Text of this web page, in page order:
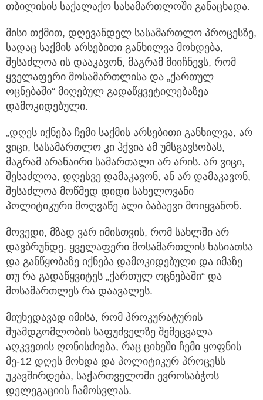
თბილისის საქალაქო სასამართლოში განაცხადა.
მისი თქმით, დღევანდელ სასამართლო პროცესზე,
სადაც საქმის არსებითი განხილვა მოხდება,
შესაძლოა ის დააკავონ, მაგრამ მიიჩნევს, რომ
ყველაფერი მოსამართლისა და „ქართულ
ოცნებაში“ მიღებულ გადაწყვეტილებაზეა
დამოკიდებული.
„დღეს იქნება ჩემი საქმის არსებითი განხილვა, არ
ვიცი, სასამართლო კი ჰქვია ამ უმსგავსობას,
მაგრამ არანაირი სამართალი არ არის. არ ვიცი,
შესაძლოა, დღესვე დამაკავონ, ან არ დამაკავონ,
შესაძლოა მოწმედ დიდი სახელოვანი
პოლიტიკური მოღვაწე ალი ბაბაევი მოიყვანონ.
მოვედი, მზად ვარ იმისთვის, რომ სახლში არ
დავბრუნდე. ყველაფერი მოსამართლის ხასიათსა
და განწყობაზე იქნება დამოკიდებული და იმაზე
თუ რა გადაწყვიტეს „ქართულ ოცნებაში“ და
მოსამართლეს რა დაავალეს.
მიუხედავად იმისა, რომ პროკურატურის
შუამდგომლობის საფუძველზე შემეცვალა
აღკვეთის ღონისძიება, რაც ციხეში ჩემი ყოფნის
მე-12 დღეს მოხდა და პოლიტიკურ პროცესს
უკავშირდება, საქართველოში ევროსაბჭოს
დელეგაციის ჩამოსვლას.